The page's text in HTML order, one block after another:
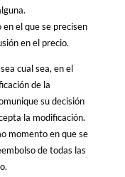
el que se precisen
en el precio.
cual sea, en el
de la
su decisión
la modificación.
momento en que se
de todas las